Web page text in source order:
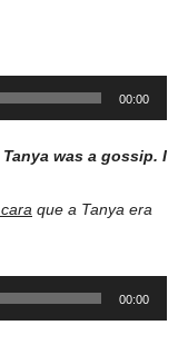
00:00
was a gossip. I
que a Tanya era
00:00